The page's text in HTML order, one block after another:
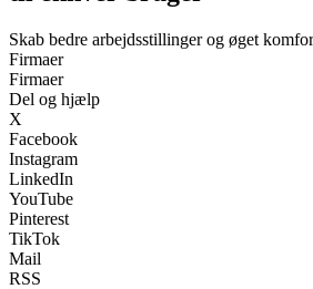
Skab bedre arbejdsstillinger og øget
Firmaer
Firmaer
Del og hjælp
X
Facebook
Instagram
LinkedIn
YouTube
Pinterest
TikTok
Mail
RSS